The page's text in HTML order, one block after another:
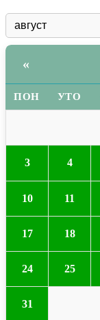
«
ПОН УТО
3 4
10 11
17 18
24 25
31